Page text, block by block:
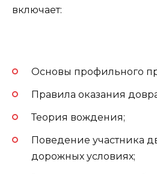
включает:
Основы профильного
Правила оказания
Теория вождения;
Поведение участника
дорожных условиях;